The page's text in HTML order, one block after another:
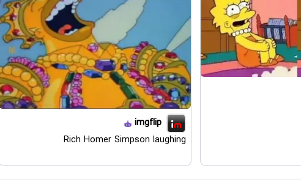
imgflip
Rich Homer Simpson laughing